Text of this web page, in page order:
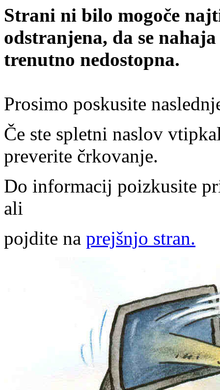
Strani ni bilo mogoče
odstranjena, da se
trenutno nedostopna.
Prosimo poskusite
Če ste spletni naslov
preverite črkovanje.
Do informacij poizkusite
ali
pojdite na prejšnjo stran.